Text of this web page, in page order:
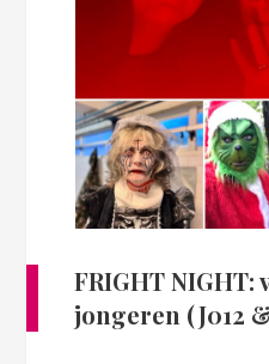
FRIGHT NIGHT:
jongeren (J012